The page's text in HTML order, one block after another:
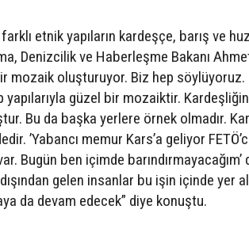
etnik yapıların kardeşçe, barış ve
Denizcilik ve Haberleşme Bakanı
mozaik oluşturuyor. Biz hep söylüyoruz.
yapılarıyla güzel bir mozaiktir.
Bu da başka yerlere örnek olmadır.
’Yabancı memur Kars’a geliyor
Bugün ben içimde
dışından gelen insanlar bu işin içinde yer
da devam edecek” diye konuştu.